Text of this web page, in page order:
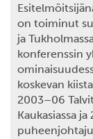
on toiminut
ja
konferenssin
koskevan
2003–06
Kaukasiassa